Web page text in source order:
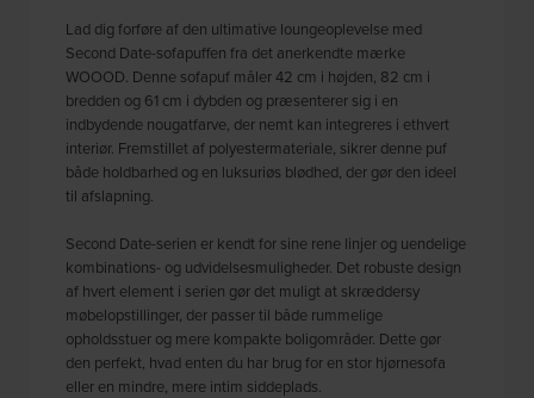
Lad dig forføre af den ultimative loungeoplevelse med
Second Date-sofapuffen fra det anerkendte mærke
WOOOD. Denne sofapuf måler 42 cm i højden, 82 cm i
bredden og 61 cm i dybden og præsenterer sig i en
indbydende nougatfarve, der nemt kan integreres i ethvert
interiør. Fremstillet af polyestermateriale, sikrer denne puf
både holdbarhed og en luksuriøs blødhed, der gør den ideel
til afslapning.
Second Date-serien er kendt for sine rene linjer og uendelige
kombinations- og udvidelsesmuligheder. Det robuste design
af hvert element i serien gør det muligt at skræddersy
møbelopstillinger, der passer til både rummelige
opholdsstuer og mere kompakte boligområder. Dette gør
den perfekt, hvad enten du har brug for en stor hjørnesofa
eller en mindre, mere intim siddeplads.